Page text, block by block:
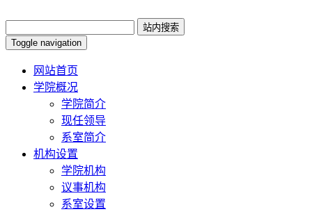
Toggle navigation
网站首页
学院概况
学院简介
现任领导
系室简介
机构设置
学院机构
议事机构
系室设置